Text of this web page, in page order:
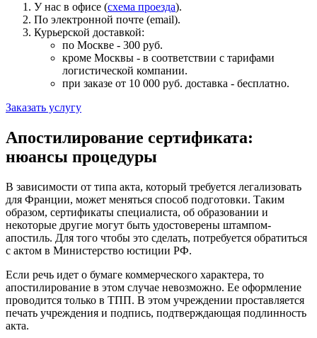
У нас в офисе (схема проезда).
По электронной почте (email).
Курьерской доставкой:
по Москве - 300 руб.
кроме Москвы - в соответствии с тарифами
логистической компании.
при заказе от 10 000 руб. доставка - бесплатно.
Заказать услугу
Апостилирование сертификата:
нюансы процедуры
В зависимости от типа акта, который требуется легализовать
для Франции, может меняться способ подготовки. Таким
образом, сертификаты специалиста, об образовании и
некоторые другие могут быть удостоверены штампом-
апостиль. Для того чтобы это сделать, потребуется обратиться
с актом в Министерство юстиции РФ.
Если речь идет о бумаге коммерческого характера, то
апостилирование в этом случае невозможно. Ее оформление
проводится только в ТПП. В этом учреждении проставляется
печать учреждения и подпись, подтверждающая подлинность
акта.